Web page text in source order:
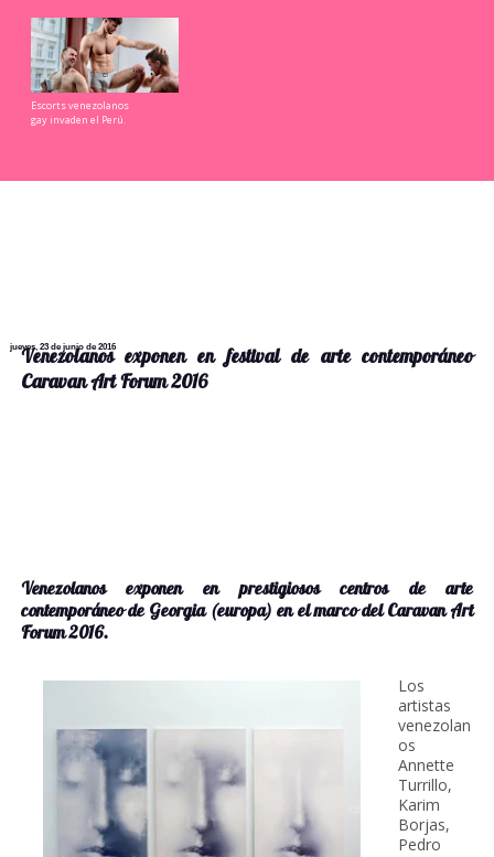
Escorts venezolanos
gay invaden el Perú.
jueves, 23 de junio de 2016
Venezolanos exponen en festival de arte contemporáneo
Caravan Art Forum 2016
Venezolanos exponen en prestigiosos centros de arte
contemporáneo de Georgia (europa) en el marco del Caravan Art
Forum 2016.
Los
artistas
venezolan
os
Annette
Turrillo,
Karim
Borjas,
Pedro